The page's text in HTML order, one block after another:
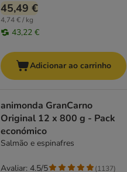
45,49 €
4,74 € / kg
43,22 €
Adicionar ao carrinho
animonda GranCarno
Original 12 x 800 g - Pack
económico
Salmão e espinafres
Avaliar: 4.5/5 (1137)